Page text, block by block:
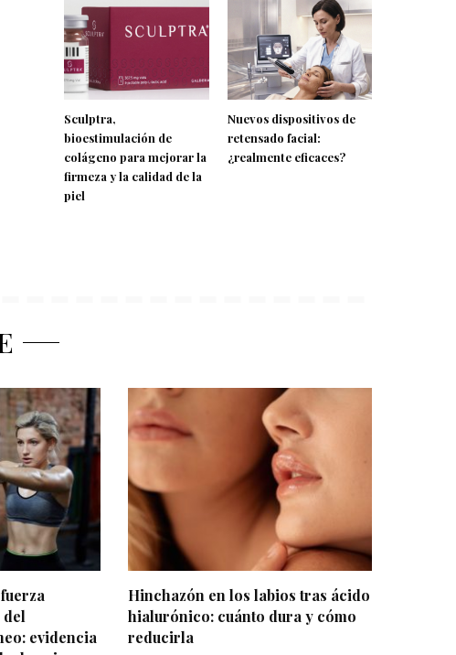
Sculptra,
bioestimulación de
colágeno para mejorar la
firmeza y la calidad de la
piel
Nuevos dispositivos de
retensado facial:
¿realmente eficaces?
del
evidencia
Hinchazón en los labios tras ácido
hialurónico: cuánto dura y cómo
reducirla